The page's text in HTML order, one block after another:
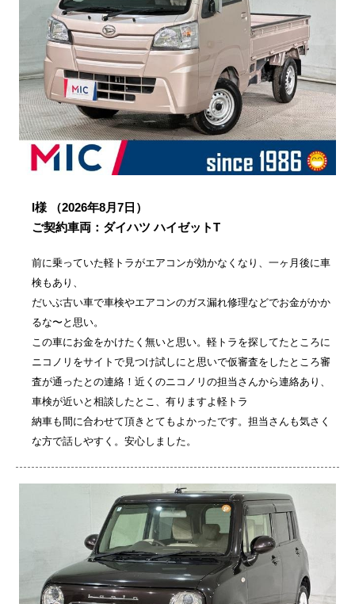
I様
（2026年8月7日）
ご契約車両：ダイハツ ハイゼットT
前に乗っていた軽トラがエアコンが効かなくなり、一ヶ月後に車
検もあり、
だいぶ古い車で車検やエアコンのガス漏れ修理などでお金がかか
るな〜と思い。
この車にお金をかけたく無いと思い。軽トラを探してたところに
ニコノリをサイトで見つけ試しにと思いで仮審査をしたところ審
査が通ったとの連絡！近くのニコノリの担当さんから連絡あり、
車検が近いと相談したとこ、有りますよ軽トラ
納車も間に合わせて頂きとてもよかったです。担当さんも気さく
な方で話しやすく。安心しました。